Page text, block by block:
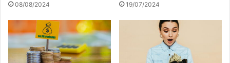
08/08/2024 19/07/2024